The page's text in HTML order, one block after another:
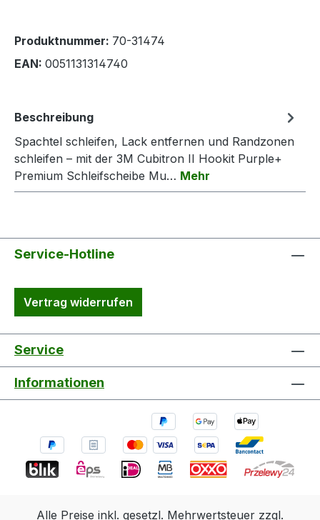
Produktnummer: 70-31474
EAN: 0051131314740
Beschreibung
Spachtel schleifen, Lack entfernen und Randzonen
schleifen – mit der 3M Cubitron II Hookit Purple+
Premium Schleifscheibe Mu… Mehr
Service-Hotline
Vertrag widerrufen
Service
Informationen
Alle Preise inkl. gesetzl. Mehrwertsteuer zzgl.